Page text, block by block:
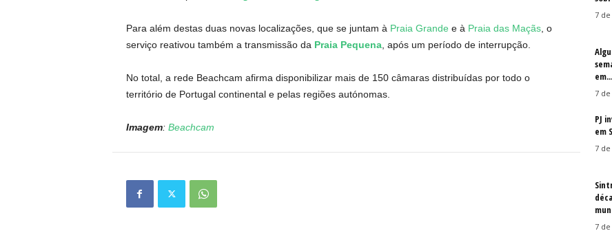
Para além destas duas novas localizações, que se juntam à Praia Grandee à Praia das Maçãs, o
serviço reativou também a transmissão da Praia Pequena, após um período de interrupção.
No total, a rede Beachcam afirma disponibilizar mais de 150 câmaras distribuídas por todo o
território de Portugal continental e pelas regiões autónomas.
Imagem: Beachcam
7 de
em...
7 de
PJ
em
7 de
7 de